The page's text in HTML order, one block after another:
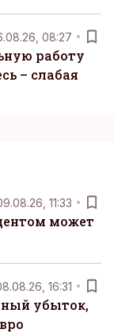
08:27
работу
– слабая
11:33
может
16:31
убыток,